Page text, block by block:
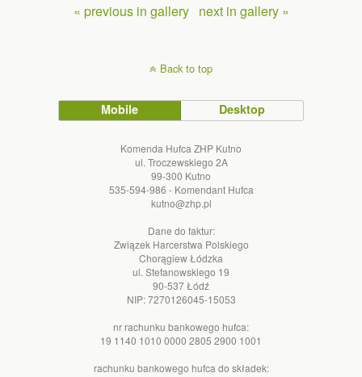
« previous in gallery next in gallery »
Back to top
Mobile Desktop
Komenda Hufca ZHP Kutno
ul. Troczewskiego 2A
99-300 Kutno
535-594-986 - Komendant Hufca
kutno@zhp.pl
Dane do faktur:
Związek Harcerstwa Polskiego
Chorągiew Łódzka
ul. Stefanowskiego 19
90-537 Łódź
NIP: 7270126045-15053
nr rachunku bankowego hufca:
19 1140 1010 0000 2805 2900 1001
rachunku bankowego hufca do składek: